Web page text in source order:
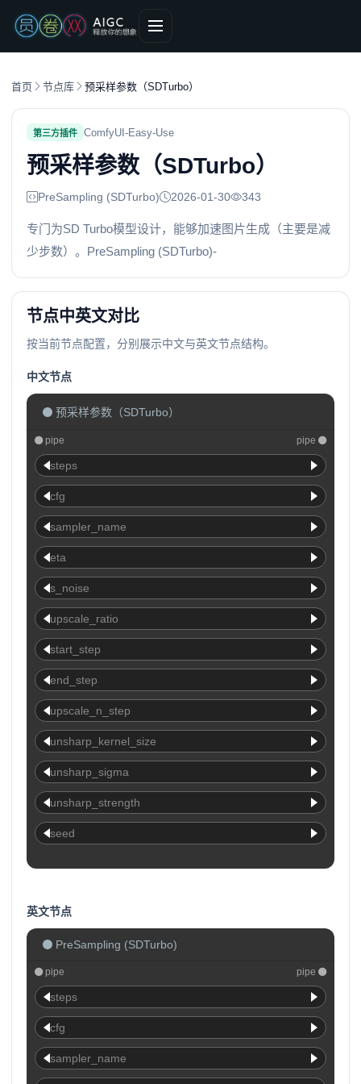
首页 节点库 预采样参数（SDTurbo）
第三方插件 ComfyUI-Easy-Use
预采样参数（SDTurbo）
PreSampling (SDTurbo) 2026-01-30 343
专门为SD Turbo模型设计，能够加速图片生成（主要是减
少步数）。PreSampling (SDTurbo)-
节点中英文对比
按当前节点配置，分别展示中文与英文节点结构。
中文节点
预采样参数（SDTurbo）
pipe pipe
steps
cfg
sampler_name
eta
s_noise
upscale_ratio
start_step
end_step
upscale_n_step
unsharp_kernel_size
unsharp_sigma
unsharp_strength
seed
英文节点
PreSampling (SDTurbo)
pipe pipe
steps
cfg
sampler_name